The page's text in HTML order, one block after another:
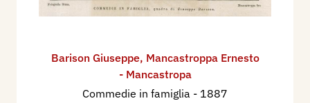
Barison Giuseppe, Mancastroppa Ernesto
- Mancastropa
Commedie in famiglia - 1887